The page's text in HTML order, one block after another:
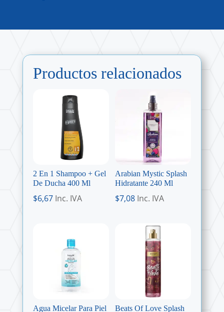
Productos relacionados
2 En 1 Shampoo + Gel
De Ducha 400 Ml
$6,67 Inc. IVA
Arabian Mystic Splash
Hidratante 240 Ml
$7,08 Inc. IVA
Agua Micelar Para Piel
Beats Of Love Splash